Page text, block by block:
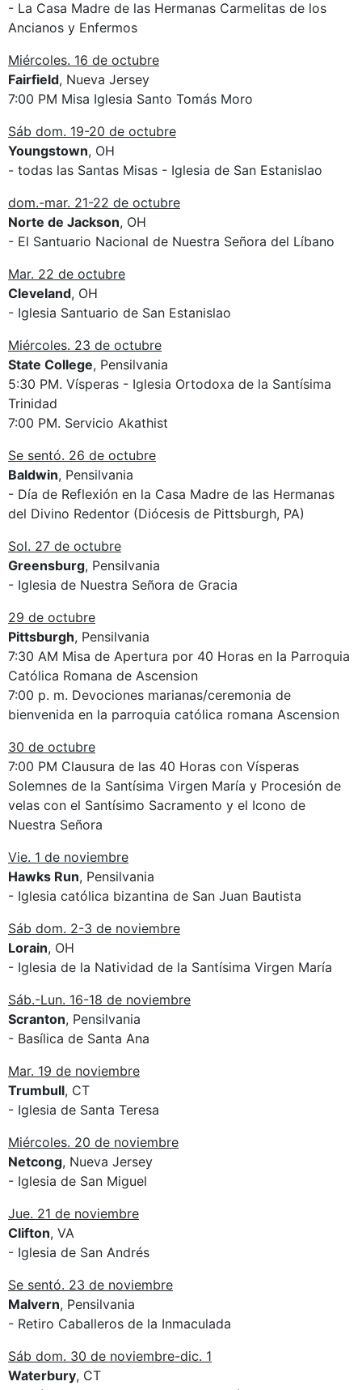
- La Casa Madre de las Hermanas Carmelitas de los
Ancianos y Enfermos
Miércoles. 16 de octubre
Fairfield, Nueva Jersey
7:00 PM Misa Iglesia Santo Tomás Moro
Sáb dom. 19-20 de octubre
Youngstown, OH
- todas las Santas Misas - Iglesia de San Estanislao
dom.-mar. 21-22 de octubre
Norte de Jackson, OH
- El Santuario Nacional de Nuestra Señora del Líbano
Mar. 22 de octubre
Cleveland, OH
- Iglesia Santuario de San Estanislao
Miércoles. 23 de octubre
State College, Pensilvania
5:30 PM. Vísperas - Iglesia Ortodoxa de la Santísima
Trinidad
7:00 PM. Servicio Akathist
Se sentó. 26 de octubre
Baldwin, Pensilvania
- Día de Reflexión en la Casa Madre de las Hermanas
del Divino Redentor (Diócesis de Pittsburgh, PA)
Sol. 27 de octubre
Greensburg, Pensilvania
- Iglesia de Nuestra Señora de Gracia
29 de octubre
Pittsburgh, Pensilvania
7:30 AM Misa de Apertura por 40 Horas en la Parroquia
Católica Romana de Ascension
7:00 p. m. Devociones marianas/ceremonia de
bienvenida en la parroquia católica romana Ascension
30 de octubre
7:00 PM Clausura de las 40 Horas con Vísperas
Solemnes de la Santísima Virgen María y Procesión de
velas con el Santísimo Sacramento y el Icono de
Nuestra Señora
Vie. 1 de noviembre
Hawks Run, Pensilvania
- Iglesia católica bizantina de San Juan Bautista
Sáb dom. 2-3 de noviembre
Lorain, OH
- Iglesia de la Natividad de la Santísima Virgen María
Sáb.-Lun. 16-18 de noviembre
Scranton, Pensilvania
- Basílica de Santa Ana
Mar. 19 de noviembre
Trumbull, CT
- Iglesia de Santa Teresa
Miércoles. 20 de noviembre
Netcong, Nueva Jersey
- Iglesia de San Miguel
Jue. 21 de noviembre
Clifton, VA
- Iglesia de San Andrés
Se sentó. 23 de noviembre
Malvern, Pensilvania
- Retiro Caballeros de la Inmaculada
Sáb dom. 30 de noviembre-dic. 1
Waterbury, CT